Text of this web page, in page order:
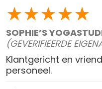
★★★★★
SOPHIE’S
(GEVERIFIEERDE
Klantgericht en
personeel.